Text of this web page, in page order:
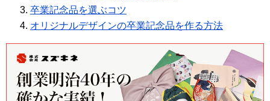
卒業記念品を選ぶコツ
オリジナルデザインの卒業記念品を作る方法